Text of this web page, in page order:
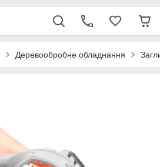
Деревообробне обладнання